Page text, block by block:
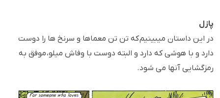
پازل
در این داستان میبینیم که تن تن معماها و سرنخ ها را دوست
دارد و با هوشی که دارد و البته دوست با وفاش میلو، موفق به
رمزگشایی آنها می شود.